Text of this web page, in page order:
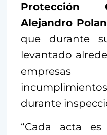
Protección
Alejandro
que durante
levantado
empresas
durante
“Cada acta